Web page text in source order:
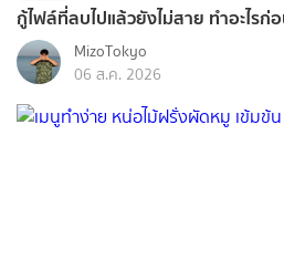
กู้ไฟล์ที่ลบไปแล้วยังไม่สาย ทำอะไรก่
MizoTokyo
06 ส.ค. 2026